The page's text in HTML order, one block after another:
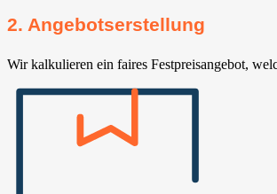
2. Angebotserstellung
Wir kalkulieren ein faires Festpreisangebot,